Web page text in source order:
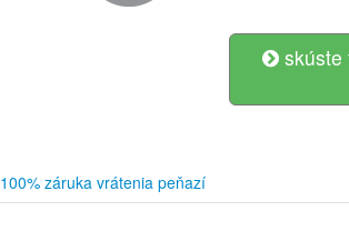
skúste
100% záruka vrátenia peňazí